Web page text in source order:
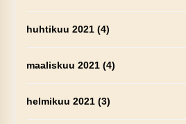
huhtikuu 2021(4)
maaliskuu 2021(4)
helmikuu 2021(3)